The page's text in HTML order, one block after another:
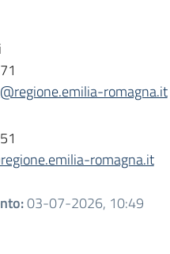
romagna.it
romagna.it
:03-07-2026, 10:49